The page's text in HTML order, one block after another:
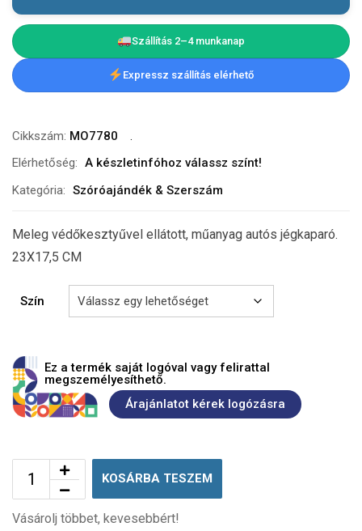
Szállítás 2–4 munkanap
Expressz szállítás elérhető
Cikkszám: MO7780
Elérhetőség: A készletinfóhoz válassz színt!
Kategória: Szóróajándék & Szerszám
Meleg védőkesztyűvel ellátott, műanyag autós jégkaparó.
23X17,5 CM
Szín
Ez a termék saját logóval vagy felirattal
megszemélyesíthető.
Árajánlatot kérek logózásra
KOSÁRBA TESZEM
Vásárolj többet, kevesebbért!